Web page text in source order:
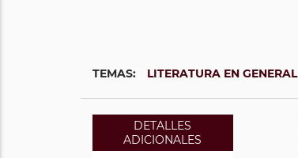
TEMAS: LITERATURA EN GENERAL
DETALLES
ADICIONALES